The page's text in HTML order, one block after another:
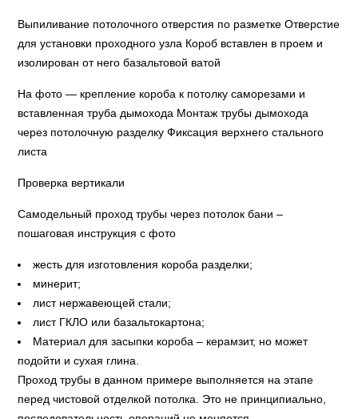
Выпиливание потолочного отверстия по разметке Отверстие
для установки проходного узла Короб вставлен в проем и
изолирован от него базальтовой ватой
На фото — крепление короба к потолку саморезами и
вставленная труба дымохода Монтаж трубы дымохода
через потолочную разделку Фиксация верхнего стального
листа
Проверка вертикали
Самодельный проход трубы через потолок бани –
пошаговая инструкция с фото
жесть для изготовления короба разделки;
минерит;
лист нержавеющей стали;
лист ГКЛО или базальтокартона;
Материал для засыпки короба – керамзит, но может
подойти и сухая глина.
Проход трубы в данном примере выполняется на этапе
перед чистовой отделкой потолка. Это не принципиально,